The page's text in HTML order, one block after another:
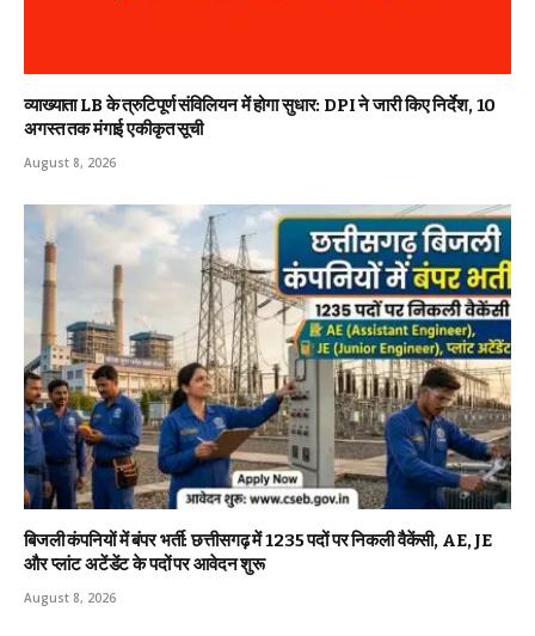
व्याख्याता LB के त्रुटिपूर्ण संविलियन में होगा सुधार: DPI ने जारी किए निर्देश, 10
अगस्त तक मंगाई एकीकृत सूची
August 8, 2026
बिजली कंपनियों में बंपर भर्ती: छत्तीसगढ़ में 1235 पदों पर निकली वैकेंसी, AE, JE
और प्लांट अटेंडेंट के पदों पर आवेदन शुरू
August 8, 2026